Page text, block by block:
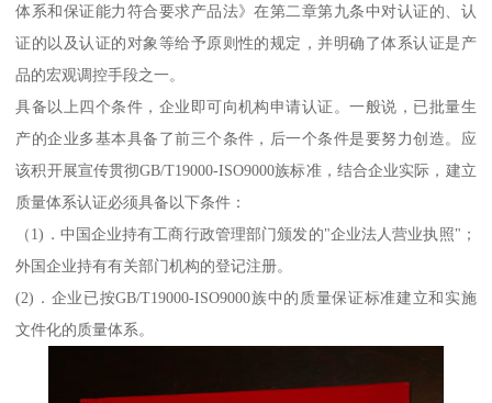
体系和保证能力符合要求产品法》在第二章第九条中对认证的、认
证的以及认证的对象等给予原则性的规定，并明确了体系认证是产
品的宏观调控手段之一。
具备以上四个条件，企业即可向机构申请认证。一般说，已批量生
产的企业多基本具备了前三个条件，后一个条件是要努力创造。应
该积开展宣传贯彻GB/T19000-ISO9000族标准，结合企业实际，建立
质量体系认证必须具备以下条件：
（1)．中国企业持有工商行政管理部门颁发的"企业法人营业执照"；
外国企业持有有关部门机构的登记注册。
(2)．企业已按GB/T19000-ISO9000族中的质量保证标准建立和实施
文件化的质量体系。